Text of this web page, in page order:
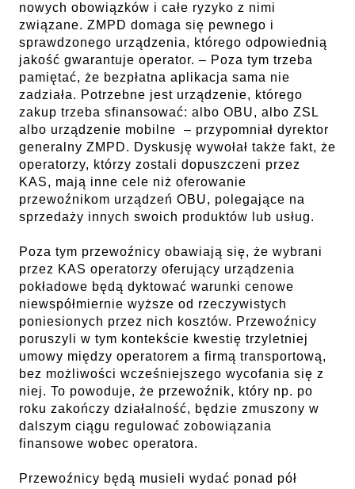
nowych obowiązków i całe ryzyko z nimi
związane. ZMPD domaga się pewnego i
sprawdzonego urządzenia, którego odpowiednią
jakość gwarantuje operator. – Poza tym trzeba
pamiętać, że bezpłatna aplikacja sama nie
zadziała. Potrzebne jest urządzenie, którego
zakup trzeba sfinansować: albo OBU, albo ZSL
albo urządzenie mobilne – przypomniał dyrektor
generalny ZMPD. Dyskusję wywołał także fakt, że
operatorzy, którzy zostali dopuszczeni przez
KAS, mają inne cele niż oferowanie
przewoźnikom urządzeń OBU, polegające na
sprzedaży innych swoich produktów lub usług.
Poza tym przewoźnicy obawiają się, że wybrani
przez KAS operatorzy oferujący urządzenia
pokładowe będą dyktować warunki cenowe
niewspółmiernie wyższe od rzeczywistych
poniesionych przez nich kosztów. Przewoźnicy
poruszyli w tym kontekście kwestię trzyletniej
umowy między operatorem a firmą transportową,
bez możliwości wcześniejszego wycofania się z
niej. To powoduje, że przewoźnik, który np. po
roku zakończy działalność, będzie zmuszony w
dalszym ciągu regulować zobowiązania
finansowe wobec operatora.
Przewoźnicy będą musieli wydać ponad pół